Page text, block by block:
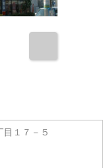
１７－５